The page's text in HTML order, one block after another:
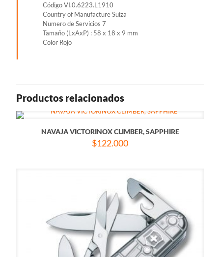
Código VI.0.6223.L1910
Country of Manufacture Suiza
Numero de Servicios 7
Tamaño (LxAxP) : 58 x 18 x 9 mm
Color Rojo
Productos relacionados
NAVAJA VICTORINOX CLIMBER, SAPPHIRE
$122.000